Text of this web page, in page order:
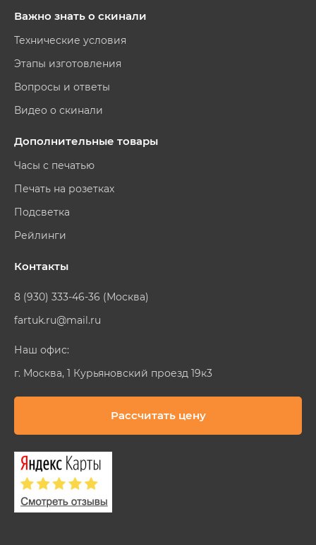
Важно знать о скинали
Технические условия
Этапы изготовления
Вопросы и ответы
Видео о скинали
Дополнительные товары
Часы с печатью
Печать на розетках
Подсветка
Рейлинги
Контакты
8 (930) 333-46-36 (Москва)
fartuk.ru@mail.ru
Наш офис:
г. Москва, 1 Курьяновский проезд 19к3
Рассчитать цену